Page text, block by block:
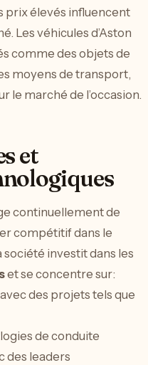
prix élevés influencent
Les véhicules d’Aston
comme des objets de
moyens de transport,
le marché de l’occasion.
et
continuellement de
compétitif dans le
investit dans les
et se concentre sur:
des projets tels que
de conduite
des leaders